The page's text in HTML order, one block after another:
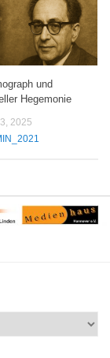
und
Hegemonie
2025